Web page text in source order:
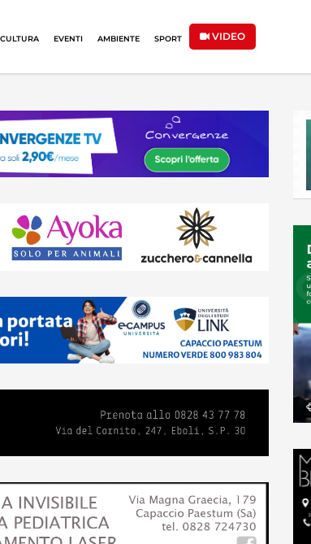
CULTURA EVENTI AMBIENTE SPORT VIDEO